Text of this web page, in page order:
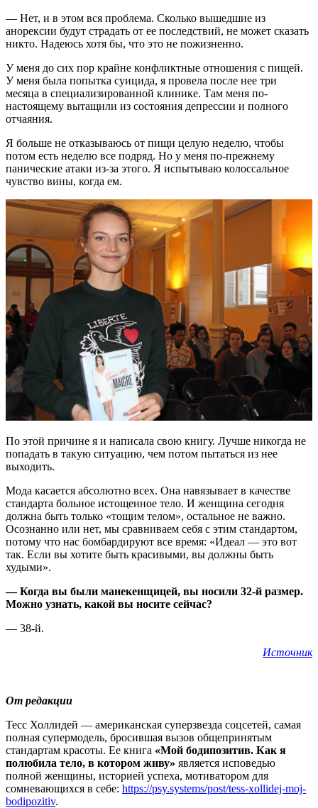
— Нет, и в этом вся проблема. Сколько вышедшие из
анорексии будут страдать от ее последствий, не может сказать
никто. Надеюсь хотя бы, что это не пожизненно.
У меня до сих пор крайне конфликтные отношения с пищей.
У меня была попытка суицида, я провела после нее три
месяца в специализированной клинике. Там меня по-
настоящему вытащили из состояния депрессии и полного
отчаяния.
Я больше не отказываюсь от пищи целую неделю, чтобы
потом есть неделю все подряд. Но у меня по-прежнему
панические атаки из-за этого. Я испытываю колоссальное
чувство вины, когда ем.
По этой причине я и написала свою книгу. Лучше никогда не
попадать в такую ситуацию, чем потом пытаться из нее
выходить.
Мода касается абсолютно всех. Она навязывает в качестве
стандарта больное истощенное тело. И женщина сегодня
должна быть только «тощим телом», остальное не важно.
Осознанно или нет, мы сравниваем себя с этим стандартом,
потому что нас бомбардируют все время: «Идеал — это вот
так. Если вы хотите быть красивыми, вы должны быть
худыми».
— Когда вы были манекенщицей, вы носили 32-й размер.
Можно узнать, какой вы носите сейчас?
— 38-й.
Источник
От редакции
Тесс Холлидей — американская суперзвезда соцсетей, самая
полная супермодель, бросившая вызов общепринятым
стандартам красоты. Ее книга «Мой бодипозитив. Как я
полюбила тело, в котором живу» является исповедью
полной женщины, историей успеха, мотиватором для
сомневающихся в себе: https://psy.systems/post/tess-xollidej-moj-
bodipozitiv.